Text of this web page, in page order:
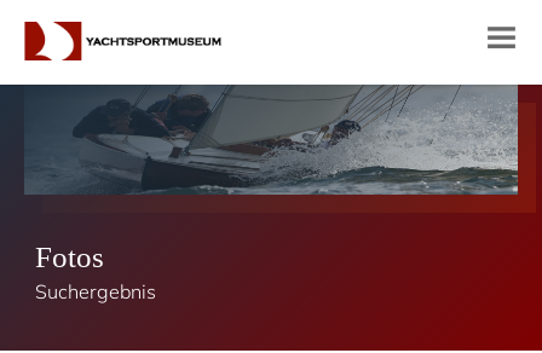
Fotos
Suchergebnis